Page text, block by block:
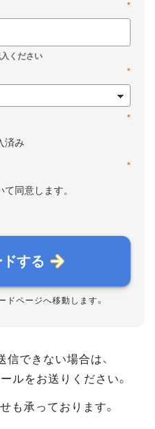
*
*
*
済み
*
同意します。
する
ドページへ移動します。
できない場合は、
ルをお送りください。
も承っております。